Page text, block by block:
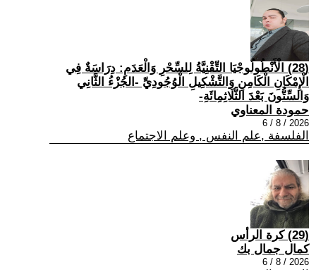
(28) الْأَنْطُولُوجْيَا التِّقْنِيَّةُ لِلسِّحْرِ وَالْعَدَمِ: دِرَاسَةٌ فِي
الْإِمْكَانِ الْكَامِنِ وَالتَّشْكِيلِ الْوُجُودِيِّ -الجُزْءُ الثَّانِي
وَالسِّتُّونَ بَعْدَ الثَّلَاثِمِائَةِ-
حمودة المعناوي
2026 / 8 / 6
الفلسفة ,علم النفس , وعلم الاجتماع
(29) كرة الرأس
كمال جمال بك
2026 / 8 / 6